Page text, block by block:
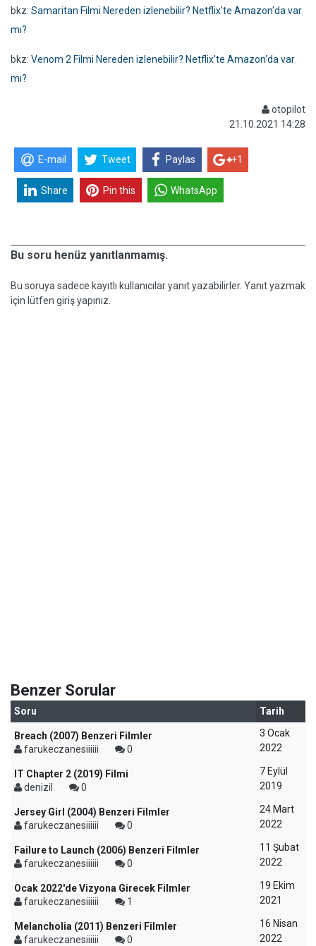
bkz: Samaritan Filmi Nereden izlenebilir? Netflix'te Amazon'da var
mı?
bkz: Venom 2 Filmi Nereden izlenebilir? Netflix'te Amazon'da var
mı?
otopilot
21.10.2021 14:28
E-mail Tweet Paylas +1
Share Pin this WhatsApp
Bu soru henüz yanıtlanmamış.
Bu soruya sadece kayıtlı kullanıcılar yanıt yazabilirler. Yanıt yazmak
için lütfen giriş yapınız.
Benzer Sorular
Soru Tarih
Breach (2007) Benzeri Filmler
farukeczanesiiiiii
0
3 Ocak
2022
IT Chapter 2 (2019) Filmi
denizil
0
7 Eylül
2019
Jersey Girl (2004) Benzeri Filmler
farukeczanesiiiiii
0
24 Mart
2022
Failure to Launch (2006) Benzeri Filmler
farukeczanesiiiiii
0
11 Şubat
2022
Ocak 2022'de Vizyona Girecek Filmler
farukeczanesiiiiii
1
19 Ekim
2021
Melancholia (2011) Benzeri Filmler
farukeczanesiiiiii
0
16 Nisan
2022